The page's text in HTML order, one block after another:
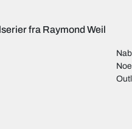
fra Raymond Weil